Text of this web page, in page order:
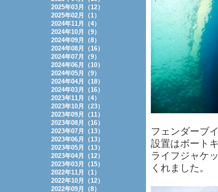
フェンダーブ
設置はボート
ライフジャケ
くれました。
2025年03月（12）
2025年02月（1）
2024年11月（4）
2024年10月（9）
2024年09月（8）
2024年08月（16）
2024年07月（9）
2024年06月（10）
2024年05月（9）
2024年04月（18）
2024年03月（16）
2023年11月（4）
2023年10月（23）
2023年09月（11）
2023年08月（16）
2023年07月（13）
2023年06月（13）
2023年05月（13）
2023年04月（12）
2023年03月（15）
2022年11月（1）
2022年10月（12）
2022年09月（8）